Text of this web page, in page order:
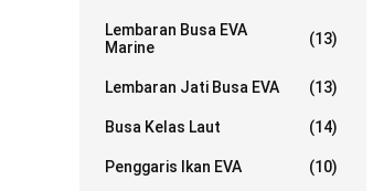
Lembaran Busa EVA
Marine
(13)
Lembaran Jati Busa EVA (13)
Busa Kelas Laut (14)
Penggaris Ikan EVA (10)